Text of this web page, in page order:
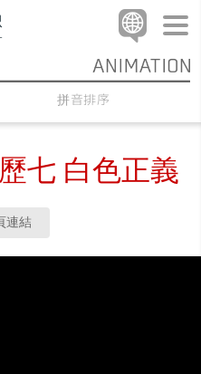
拼音排序
七 白色正義
連結